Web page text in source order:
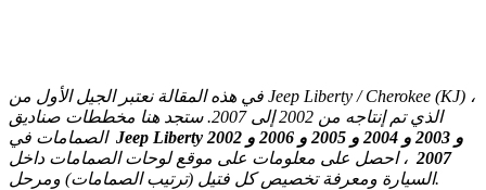
في هذه المقالة نعتبر الجيل الأول من Jeep Liberty / Cherokee (KJ) ،
الذي تم إنتاجه من 2002 إلى 2007. ستجد هنا مخططات صناديق
الصمامات في Jeep Liberty 2002 و 2003 و 2004 و 2005 و 2006 و
2007 ، احصل على معلومات على موقع لوحات الصمامات داخل
السيارة ومعرفة تخصيص كل فتيل (ترتيب الصمامات) ومرحل.